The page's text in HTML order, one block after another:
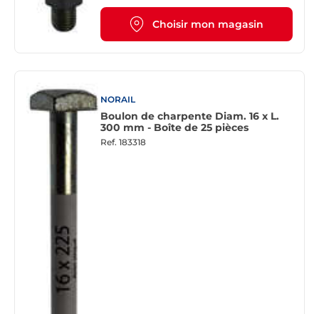
Choisir mon magasin
NORAIL
Boulon de charpente Diam. 16 x L.
300 mm - Boîte de 25 pièces
Ref. 183318